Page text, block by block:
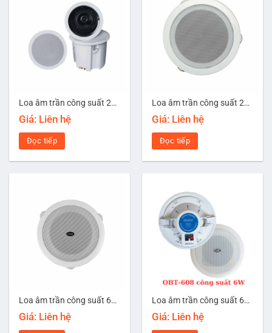
Loa âm trần công suất 20W CMX CSK-520K
Giá: Liên hệ
Đọc tiếp
Loa âm trần công suất 20W Mansren PC-820
Giá: Liên hệ
Đọc tiếp
Loa âm trần công suất 6W CMX CSK-66W
Giá: Liên hệ
Loa âm trần công suất 6W OBT-608
Giá: Liên hệ